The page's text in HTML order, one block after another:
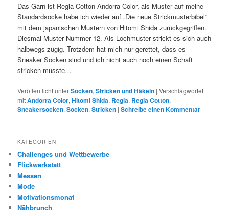
Das Garn ist Regia Cotton Andorra Color, als Muster auf meine
Standardsocke habe ich wieder auf „Die neue Strickmusterbibel“
mit dem japanischen Mustern von Hitomi Shida zurückgegriffen.
Diesmal Muster Nummer 12. Als Lochmuster strickt es sich auch
halbwegs zügig. Trotzdem hat mich nur gerettet, dass es
Sneaker Socken sind und ich nicht auch noch einen Schaft
stricken musste…
Veröffentlicht unterSocken,Stricken und Häkeln |Verschlagwortet
mitAndorra Color,Hitomi Shida, Regia, Regia Cotton,
Sneakersocken,Socken,Stricken |Schreibe einen Kommentar
KATEGORIEN
Challenges und Wettbewerbe
Flickwerkstatt
Messen
Mode
Motivationsmonat
Nähbrunch